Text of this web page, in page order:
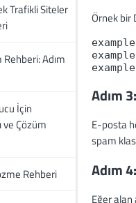
Örnek bir
Adım
E-posta
spam
Adım
Eğer alan
Trafikli Siteler
Adım
İçin
Çözüm
Rehberi